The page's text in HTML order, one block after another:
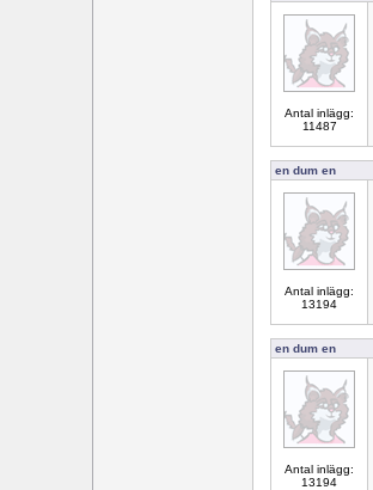
Antal inlägg:
11487
en dum en
Antal inlägg:
13194
en dum en
Antal inlägg:
13194